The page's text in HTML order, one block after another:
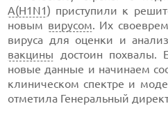
А(H1N1) приступили к
новым вирусом. Их
вируса для оценки и
вакцины достоин похвалы.
новые данные и начинаем
клиническом спектре и
отметила Генеральный